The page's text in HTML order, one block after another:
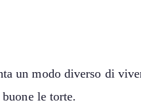
un modo diverso di
le torte.